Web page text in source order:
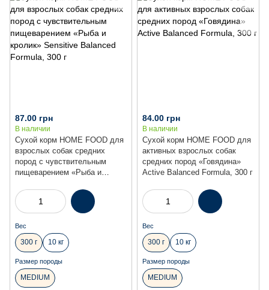
Сухой корм HOME FOOD для
взрослых собак средних
пород с чувствительным
пищеварением «Рыба и
Formula, 300 г
87.00 грн
В наличии
Вес
300 г 10 кг
Размер породы
MEDIUM
Сухой корм HOME FOOD для
активных взрослых собак
средних пород «Говядина»
Active Balanced Formula, 300 г
84.00 грн
В наличии
Вес
300 г 10 кг
Размер породы
MEDIUM